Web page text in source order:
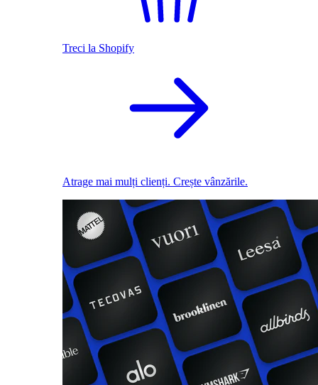
Treci la Shopify
Atrage mai mulți clienți. Crește vânzările.